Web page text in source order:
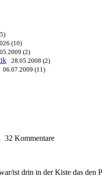
(10)
(2)
28.05.2008 (2)
06.07.2009 (11)
32 Kommentare
ist drin in der Kiste das den